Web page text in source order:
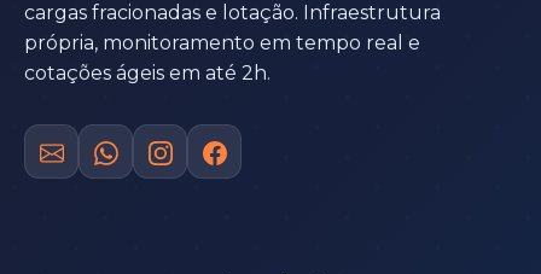
cargas fracionadas e lotação. Infraestrutura
própria, monitoramento em tempo real e
cotações ágeis em até 2h.